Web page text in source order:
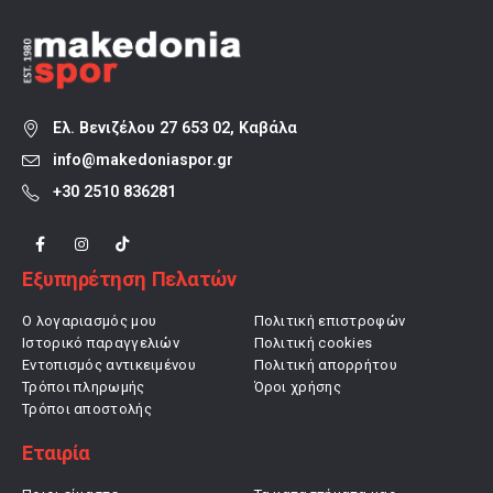
Ελ. Βενιζέλου 27 653 02, Καβάλα
info@makedoniaspor.gr
+30 2510 836281
Εξυπηρέτηση Πελατών
Ο λογαριασμός μου
Ιστορικό παραγγελιών
Εντοπισμός αντικειμένου
Τρόποι πληρωμής
Τρόποι αποστολής
Πολιτική επιστροφών
Πολιτική cookies
Πολιτική απορρήτου
Όροι χρήσης
Εταιρία